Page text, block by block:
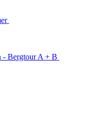
- Bergtour A + B